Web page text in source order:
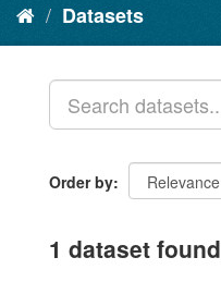
Datasets
Order by
1 dataset found